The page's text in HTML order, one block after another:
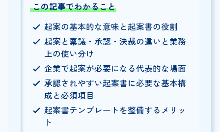
この記事でわかること
起案の基本的な意味と起案書の役割
起案と稟議・承認・決裁の違いと業務
上の使い分け
企業で起案が必要になる代表的な場面
承認されやすい起案書に必要な基本構
成と必須項目
起案書テンプレートを整備するメリッ
ト